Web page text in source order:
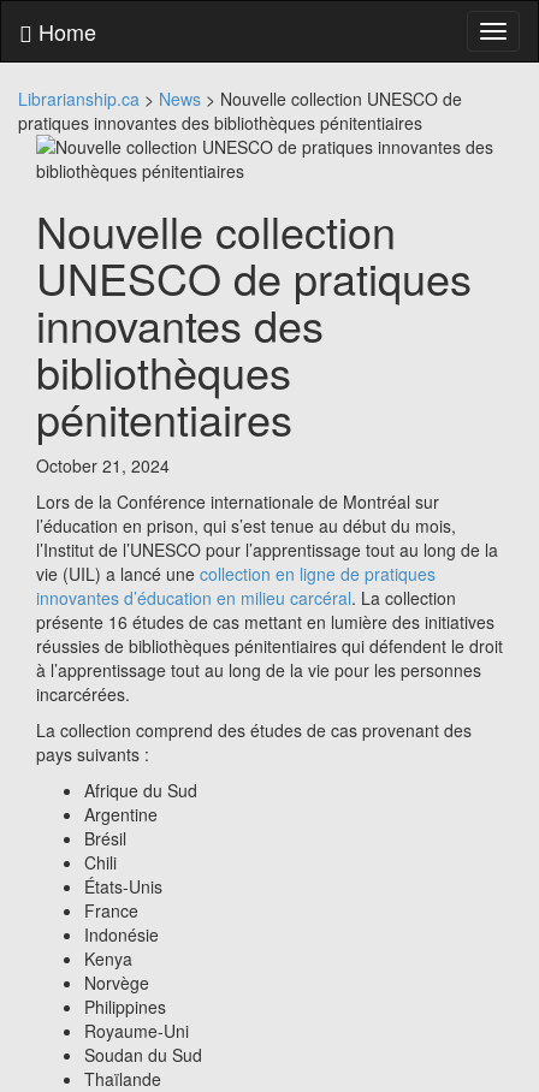
content
main
menu
menu
Home
Librarianship.ca > News > Nouvelle collection UNESCO de
pratiques innovantes des bibliothèques pénitentiaires
Nouvelle collection
UNESCO de pratiques
innovantes des
bibliothèques
pénitentiaires
October 21, 2024
Lors de la Conférence internationale de Montréal sur
l’éducation en prison, qui s’est tenue au début du mois,
l’Institut de l’UNESCO pour l’apprentissage tout au long de la
vie (UIL) a lancé une collection en ligne de pratiques
innovantes d’éducation en milieu carcéral. La collection
présente 16 études de cas mettant en lumière des initiatives
réussies de bibliothèques pénitentiaires qui défendent le droit
à l’apprentissage tout au long de la vie pour les personnes
incarcérées.
La collection comprend des études de cas provenant des
pays suivants :
Afrique du Sud
Argentine
Brésil
Chili
États-Unis
France
Indonésie
Kenya
Norvège
Philippines
Royaume-Uni
Soudan du Sud
Thaïlande